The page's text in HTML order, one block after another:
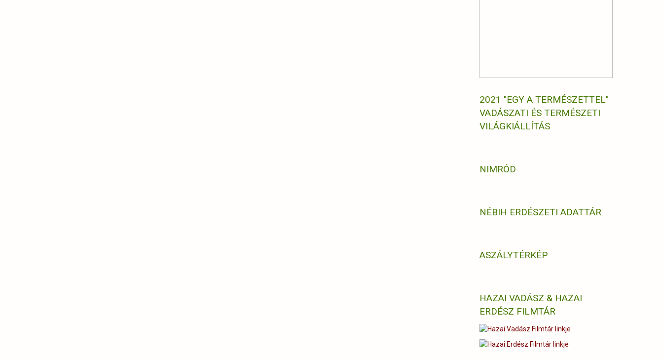
2021 "EGY A TERMÉSZETTEL"
VADÁSZATI ÉS TERMÉSZETI
VILÁGKIÁLLÍTÁS
NIMRÓD
NÉBIH ERDÉSZETI ADATTÁR
ASZÁLYTÉRKÉP
HAZAI VADÁSZ & HAZAI
ERDÉSZ FILMTÁR